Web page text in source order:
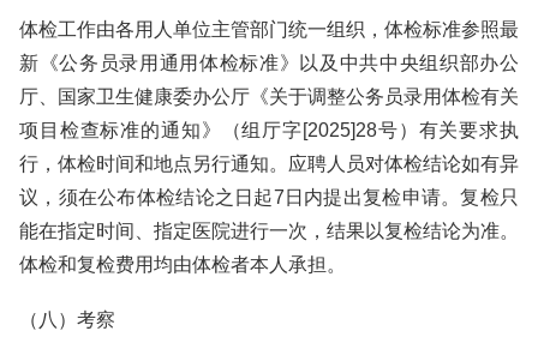
体检工作由各用人单位主管部门统一组织，体检标准参照最
新《公务员录用通用体检标准》以及中共中央组织部办公
厅、国家卫生健康委办公厅《关于调整公务员录用体检有关
项目检查标准的通知》（组厅字[2025]28号）有关要求执
行，体检时间和地点另行通知。应聘人员对体检结论如有异
议，须在公布体检结论之日起7日内提出复检申请。复检只
能在指定时间、指定医院进行一次，结果以复检结论为准。
体检和复检费用均由体检者本人承担。
（八）考察